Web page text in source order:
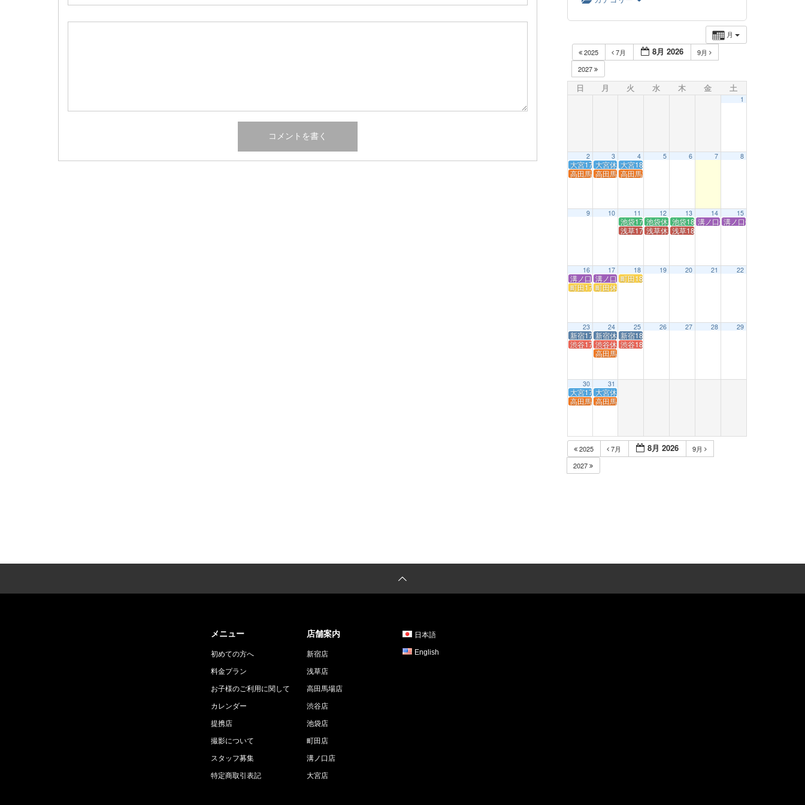
月
2025
7月 8月 2026
9月
2027
日 月 火 水 木 金 土
1
2
大宮17:00 close
高田馬場17:00 close
3
大宮休業【ルートセット】
高田馬場休業【ルートセット】
4
大宮18:30 open!
高田馬場18:30 open!
5 6 7 8
9 10 11
池袋17:00 close
浅草17:00 close
12
池袋休業【ルートセット】
浅草休業【ルートセット】
13
池袋18:30 open!
浅草18:30 open!
14
溝ノ口休業【ルートセット】
15
溝ノ口休業【ルートセッ
16
溝ノ口休業【ルートセット】
町田17:00 close
17
溝ノ口休業【ルートセット】
町田休業【ルートセット】
18
町田18:30 open!
19 20 21 22
23
新宿17:00 close
渋谷17:00 close
24
新宿休業【ルートセット】
渋谷休業【ルートセット】
高田馬場18:00 close
25
新宿18:30 open!
渋谷18:30 open!
26 27 28 29
30
大宮17:00 close
高田馬場17:00 close
31
大宮休業【ルートセット】
高田馬場休業【ルートセット】
2025 7月 8月 2026
9月
2027
メニュー
初めての方へ
料金プラン
お子様のご利用に関して
カレンダー
提携店
撮影について
スタッフ募集
特定商取引表記
店舗案内
新宿店
浅草店
高田馬場店
渋谷店
池袋店
町田店
溝ノ口店
大宮店
日本語
English